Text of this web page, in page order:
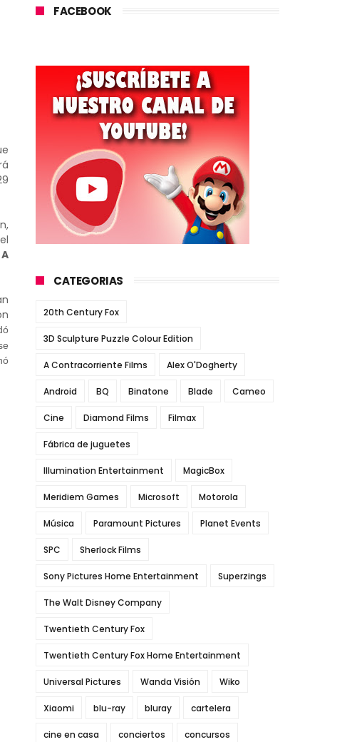
A
FACEBOOK
CATEGORIAS
20th Century Fox
3D Sculpture Puzzle Colour Edition
A Contracorriente Films Alex O'Dogherty
Android BQ Binatone Blade Cameo
Cine Diamond Films Filmax
Fábrica de juguetes
Illumination Entertainment MagicBox
Meridiem Games Microsoft Motorola
Música Paramount Pictures Planet Events
SPC Sherlock Films
Sony Pictures Home Entertainment Superzings
The Walt Disney Company
Twentieth Century Fox
Twentieth Century Fox Home Entertainment
Universal Pictures Wanda Visión Wiko
Xiaomi blu-ray bluray cartelera
cine en casa conciertos concursos